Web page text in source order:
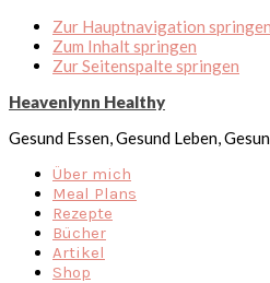
Zur Hauptnavigation springen
Zum Inhalt springen
Zur Seitenspalte springen
Heavenlynn Healthy
Gesund Essen, Gesund Leben,
Über mich
Meal Plans
Rezepte
Bücher
Artikel
Shop